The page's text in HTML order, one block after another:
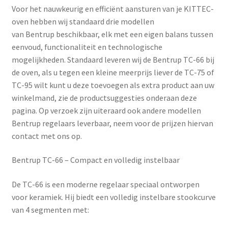
Voor het nauwkeurig en efficiënt aansturen van je KITTEC-
oven hebben wij standaard drie modellen
van Bentrup beschikbaar, elk met een eigen balans tussen
eenvoud, functionaliteit en technologische
mogelijkheden. Standaard leveren wij de Bentrup TC-66 bij
de oven, als u tegen een kleine meerprijs liever de TC-75 of
TC-95 wilt kunt u deze toevoegen als extra product aan uw
winkelmand, zie de productsuggesties onderaan deze
pagina. Op verzoek zijn uiteraard ook andere modellen
Bentrup regelaars leverbaar, neem voor de prijzen hiervan
contact met ons op.
Bentrup TC-66 – Compact en volledig instelbaar
De TC-66 is een moderne regelaar speciaal ontworpen
voor keramiek. Hij biedt een volledig instelbare stookcurve
van 4 segmenten met: